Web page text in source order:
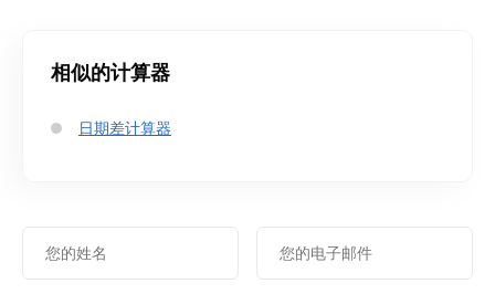
相似的计算器
日期差计算器